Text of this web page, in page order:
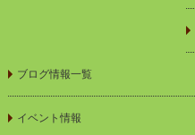
ブログ情報一覧
イベント情報